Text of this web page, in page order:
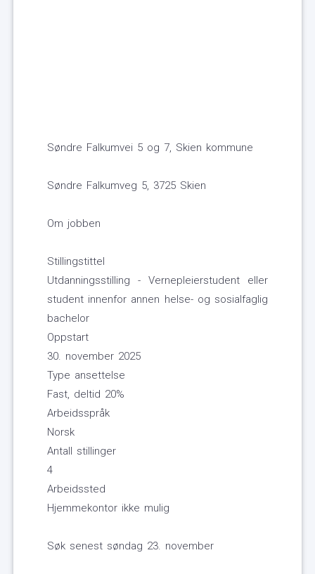
Søndre Falkumvei 5 og 7, Skien kommune
Søndre Falkumveg 5, 3725 Skien
Om jobben
Stillingstittel
Utdanningsstilling - Vernepleierstudent eller
student innenfor annen helse- og sosialfaglig
bachelor
Oppstart
30. november 2025
Type ansettelse
Fast, deltid 20%
Arbeidsspråk
Norsk
Antall stillinger
4
Arbeidssted
Hjemmekontor ikke mulig
Søk senest søndag 23. november